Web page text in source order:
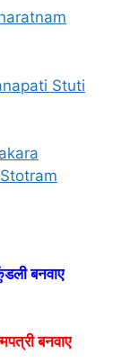
Stuti
बनवाए
बनवाए